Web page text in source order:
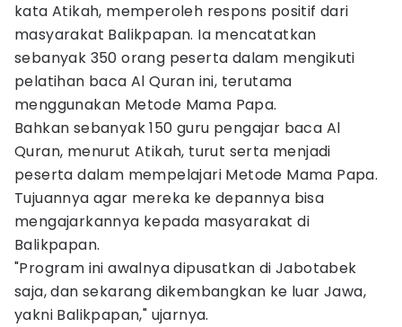
kata Atikah, memperoleh respons positif dari
masyarakat Balikpapan. Ia mencatatkan
sebanyak 350 orang peserta dalam mengikuti
pelatihan baca Al Quran ini, terutama
menggunakan Metode Mama Papa.
Bahkan sebanyak 150 guru pengajar baca Al
Quran, menurut Atikah, turut serta menjadi
peserta dalam mempelajari Metode Mama Papa.
Tujuannya agar mereka ke depannya bisa
mengajarkannya kepada masyarakat di
Balikpapan.
"Program ini awalnya dipusatkan di Jabotabek
saja, dan sekarang dikembangkan ke luar Jawa,
yakni Balikpapan," ujarnya.